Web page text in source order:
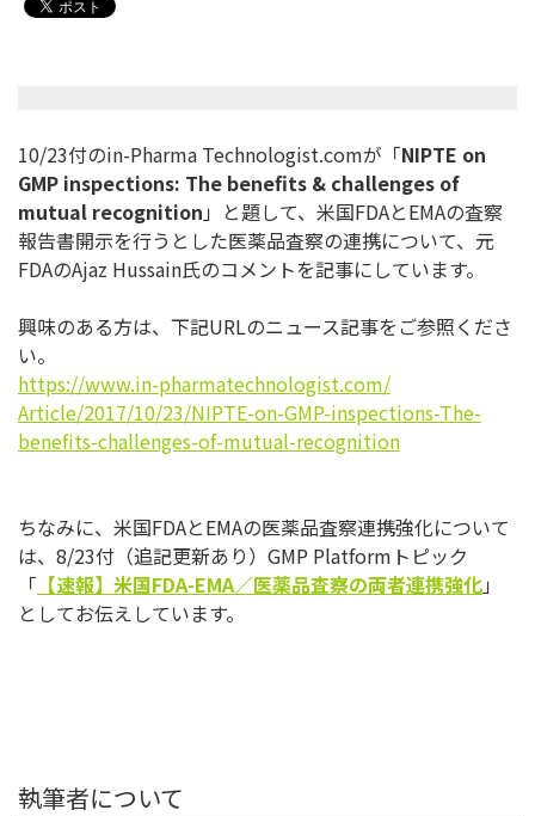
10/23付のin-Pharma Technologist.comが「NIPTE on
GMP inspections: The benefits & challenges of
mutual recognition 」と題して、米国FDAとEMAの査察
報告書開示を行うとした医薬品査察の連携について、元
FDAのAjaz Hussain氏のコメントを記事にしています。
興味のある方は、下記URLのニュース記事をご参照くださ
い。
https://www.in-pharmatechnologist.com/
Article/2017/10/23/NIPTE-on-GMP-inspections-The-
benefits-challenges-of-mutual-recognition
ちなみに、米国FDAとEMAの医薬品査察連携強化について
は、 8/23付（追記更新あり）GMP Platformトピック
「 【速報】米国FDA-EMA／医薬品査察の両者連携強化」
としてお伝えしています。
執筆者について